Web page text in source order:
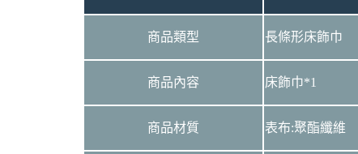
商品類型 長條形床飾巾
商品內容 床飾巾*1
商品材質 表布:聚酯纖維